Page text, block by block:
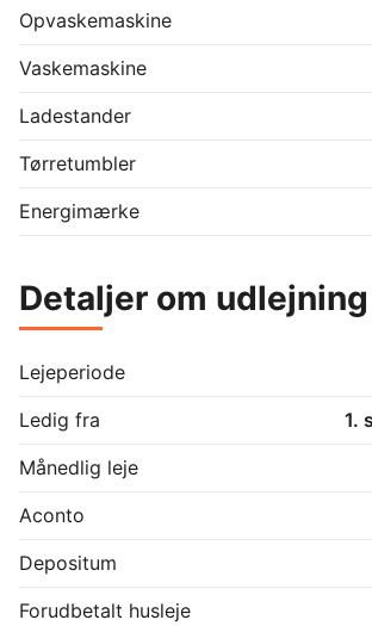
Opvaskemaskine
Vaskemaskine
Ladestander
Tørretumbler
Energimærke
Detaljer om udlejning
Lejeperiode
Ledig fra
1.
Månedlig leje
Aconto
Depositum
Forudbetalt husleje